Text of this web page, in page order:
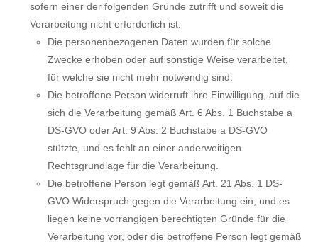
sofern einer der folgenden Gründe zutrifft und soweit die
Verarbeitung nicht erforderlich ist:
Die personenbezogenen Daten wurden für solche
Zwecke erhoben oder auf sonstige Weise verarbeitet,
für welche sie nicht mehr notwendig sind.
Die betroffene Person widerruft ihre Einwilligung, auf die
sich die Verarbeitung gemäß Art. 6 Abs. 1 Buchstabe a
DS-GVO oder Art. 9 Abs. 2 Buchstabe a DS-GVO
stützte, und es fehlt an einer anderweitigen
Rechtsgrundlage für die Verarbeitung.
Die betroffene Person legt gemäß Art. 21 Abs. 1 DS-
GVO Widerspruch gegen die Verarbeitung ein, und es
liegen keine vorrangigen berechtigten Gründe für die
Verarbeitung vor, oder die betroffene Person legt gemäß